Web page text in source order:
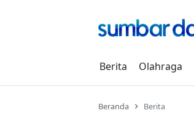
Berita Olahraga
Beranda Berita